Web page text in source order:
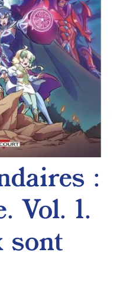
:
Vol. 1.
sont